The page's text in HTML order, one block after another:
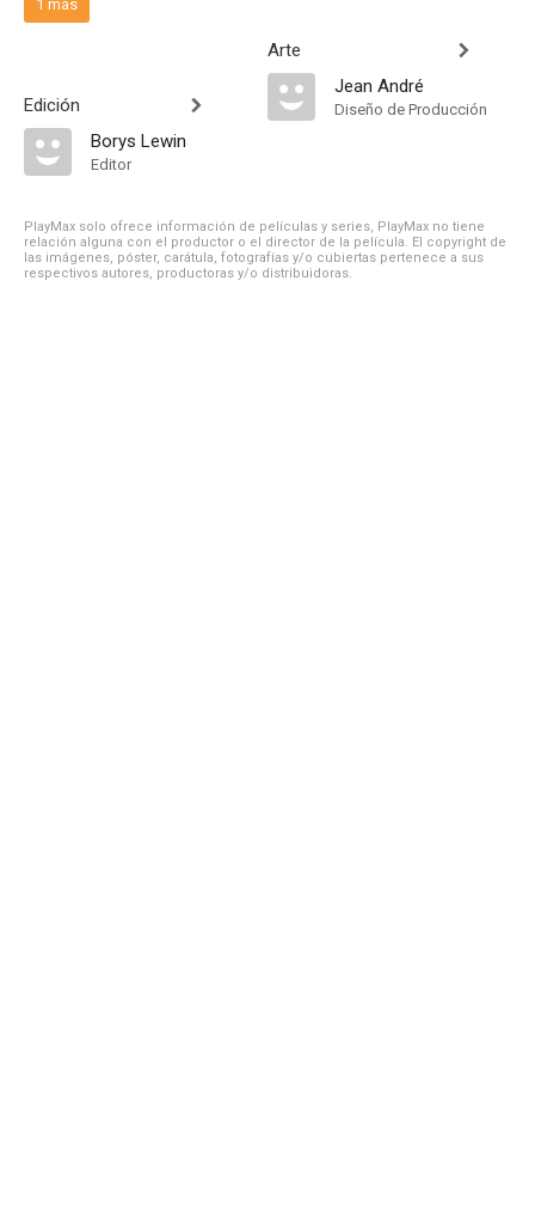
1 más
Edición
Borys Lewin
Editor
Arte
Jean André
Diseño de Producción
PlayMax solo ofrece información de películas y series, PlayMax no tiene
relación alguna con el productor o el director de la película. El copyright de
las imágenes, póster, carátula, fotografías y/o cubiertas pertenece a sus
respectivos autores, productoras y/o distribuidoras.